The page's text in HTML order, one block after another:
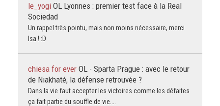
le_yogi OL Lyonnes : premier test face à la Real
Sociedad
Un rappel très pointu, mais non moins nécessaire, merci
Isa ! :D
chiesa for ever OL - Sparta Prague : avec le retour
de Niakhaté, la défense retrouvée ?
Dans la vie faut accepter les victoires comme les défaites
ça fait partie du souffle de vie....